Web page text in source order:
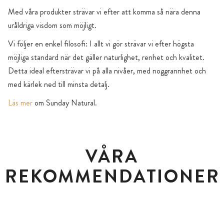
Med våra produkter strävar vi efter att komma så nära denna
uråldriga visdom som möjligt.
Vi följer en enkel filosofi: I allt vi gör strävar vi efter högsta
möjliga standard när det gäller naturlighet, renhet och kvalitet.
Detta ideal eftersträvar vi på alla nivåer, med noggrannhet och
med kärlek ned till minsta detalj.
Läs mer om Sunday Natural.
VÅRA
REKOMMENDATIONER